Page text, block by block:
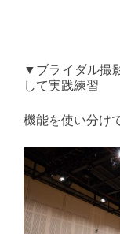
▼ブライダル撮
して実践練習
機能を使い分け